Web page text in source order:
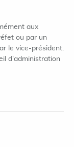
aux
ou par un
le vice-président.
d'administration